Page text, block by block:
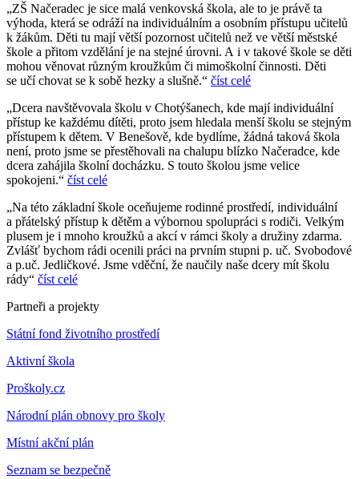
„ZŠ Načeradec je sice malá venkovská škola, ale to je právě ta
výhoda, která se odráží na individuálním a osobním přístupu učitelů
k žákům. Děti tu mají větší pozornost učitelů než ve větší městské
škole a přitom vzdělání je na stejné úrovni. A i v takové škole se děti
mohou věnovat různým kroužkům či mimoškolní činnosti. Děti
se učí chovat se k sobě hezky a slušně.“ číst celé
„Dcera navštěvovala školu v Chotýšanech, kde mají individuální
přístup ke každému dítěti, proto jsem hledala menší školu se stejným
přístupem k dětem. V Benešově, kde bydlíme, žádná taková škola
není, proto jsme se přestěhovali na chalupu blízko Načeradce, kde
dcera zahájila školní docházku. S touto školou jsme velice
spokojeni.“ číst celé
„Na této základní škole oceňujeme rodinné prostředí, individuální
a přátelský přístup k dětěm a výbornou spolupráci s rodiči. Velkým
plusem je i mnoho kroužků a akcí v rámci školy a družiny zdarma.
Zvlášť bychom rádi ocenili práci na prvním stupni p. uč. Svobodové
a p.uč. Jedličkové. Jsme vděční, že naučily naše dcery mít školu
rády“ číst celé
Partneři a projekty
Státní fond životního prostředí
Aktivní škola
Proškoly.cz
Národní plán obnovy pro školy
Místní akční plán
Seznam se bezpečně